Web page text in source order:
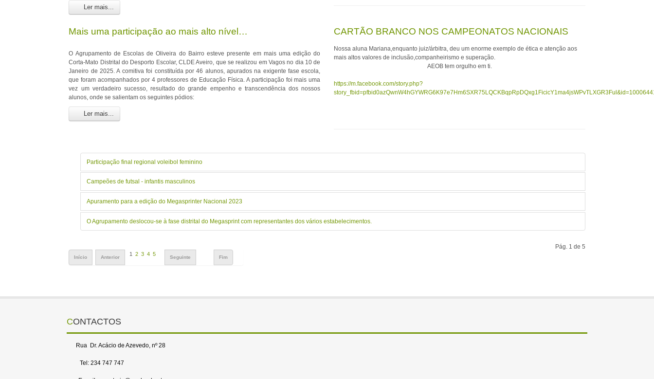
Ler mais...
Mais uma participação ao mais alto nível…
O Agrupamento de Escolas de Oliveira do Bairro esteve presente em mais uma edição do
Corta-Mato Distrital do Desporto Escolar, CLDE Aveiro, que se realizou em Vagos no dia 10 de
Janeiro de 2025. A comitiva foi constituída por 46 alunos, apurados na exigente fase escola,
que foram acompanhados por 4 professores de Educação Física. A participação foi mais uma
vez um verdadeiro sucesso, resultado do grande empenho e transcendência dos nossos
alunos, onde se salientam os seguintes pódios:
Ler mais...
CARTÃO BRANCO NOS CAMPEONATOS NACIONAIS
Nossa aluna Mariana,enquanto juiz/árbitra, deu um enorme exemplo de ética e atenção aos
mais altos valores de inclusão,companheirismo e superação.
AEOB tem orgulho em ti.
https://m.facebook.com/story.php?
Participação final regional voleibol feminino
Campeões de futsal - infantis masculinos
Apuramento para a edição do Megasprinter Nacional 2023
O Agrupamento deslocou-se à fase distrital do Megasprint com representantes dos vários estabelecimentos.
Pág. 1 de 5
Início Anterior
1 2 3 4 5
Seguinte Fim
CONTACTOS
Rua Dr. Acácio de Azevedo, nº 28
Tel: 234 747 747